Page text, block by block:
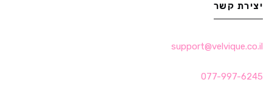
יצירת קשר
support@velvique.co.il
077-997-6245